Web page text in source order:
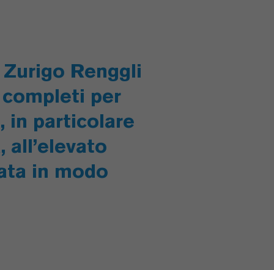
Renggli
per
in particolare
in modo